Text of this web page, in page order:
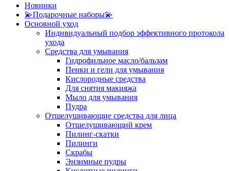
Новинки
💫Подарочные наборы💫
Основной уход
Индивидуальный подбор эффективного протокола
ухода
Средства для умывания
Гидрофильное масло/бальзам
Пенки и гели для умывания
Кислородные средства
Для снятия макияжа
Мыло для умывания
Пудра
Отшелушивающие средства для лица
Отшелушивающий крем
Пилинг-скатки
Пилинги
Скрабы
Энзимные пудры